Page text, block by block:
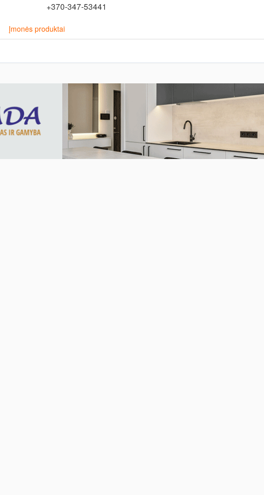
+370-347-53441
Įmonės produktai